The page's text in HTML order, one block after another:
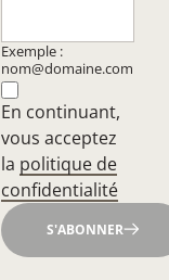
Exemple :
nom@domaine.com
En continuant,
vous acceptez
la politique de
confidentialité
S'ABONNER